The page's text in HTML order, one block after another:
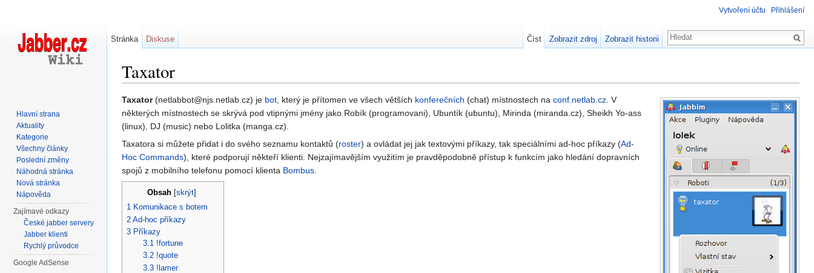
Taxator
Taxator(netlabbot@njs.netlab.cz) je bot, který je přítomen ve všech větších konferečních (chat) místnostech na conf.netlab.cz. V
některých místnostech se skrývá pod vtipnými jmény jako Robík (programovani), Ubuntík (ubuntu), Mirinda (miranda.cz), Sheikh Yo-ass
(linux), DJ (music) nebo Lolitka (manga.cz).
Taxatora si můžete přidat i do svého seznamu kontaktů (roster) a ovládat jej jak textovými příkazy, tak speciálními ad-hoc příkazy (Ad-
Hoc Commands), které podporují někteří klienti. Nejzajímavějším využitím je pravděpodobně přístup k funkcím jako hledání dopravních
spojů z mobilního telefonu pomocí klienta Bombus.
Obsah skrýt
1 Komunikace s botem
2 Ad-hoc příkazy
3 Příkazy
3.1 !fortune
3.2 !quote
3.3 !lamer
Vytvoření účtu Přihlášení
Stránka Diskuse Číst Zobrazit zdroj Zobrazit historii
Hlavní strana
Aktuality
Kategorie
Všechny články
Poslední změny
Náhodná stránka
Nová stránka
Nápověda
Zajímavé odkazy
České jabber servery
Jabber klienti
Rychlý průvodce
Google AdSense